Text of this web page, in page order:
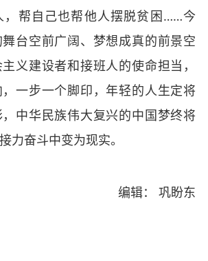
，帮自己也帮他人摆脱贫困……今
台空前广阔、梦想成真的前景空
义建设者和接班人的使命担当，
一步一个脚印，年轻的人生定将
中华民族伟大复兴的中国梦终将
力奋斗中变为现实。
编辑： 巩盼东